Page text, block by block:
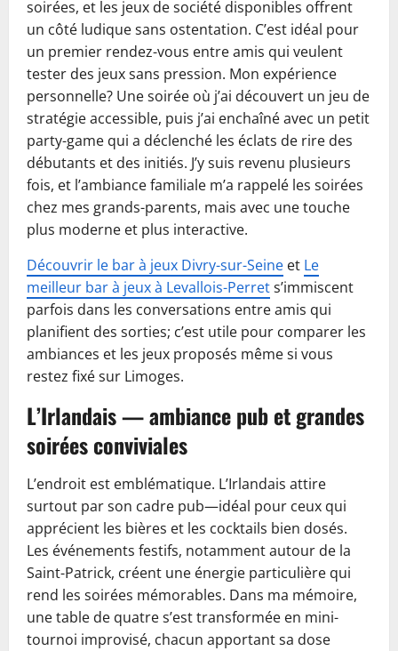
soirées, et les jeux de société disponibles offrent
un côté ludique sans ostentation. C’est idéal pour
un premier rendez-vous entre amis qui veulent
tester des jeux sans pression. Mon expérience
personnelle? Une soirée où j’ai découvert un jeu de
stratégie accessible, puis j’ai enchaîné avec un petit
party-game qui a déclenché les éclats de rire des
débutants et des initiés. J’y suis revenu plusieurs
fois, et l’ambiance familiale m’a rappelé les soirées
chez mes grands-parents, mais avec une touche
plus moderne et plus interactive.
Découvrir le bar à jeux Divry-sur-Seine et Le
meilleur bar à jeux à Levallois-Perrets’immiscent
parfois dans les conversations entre amis qui
planifient des sorties; c’est utile pour comparer les
ambiances et les jeux proposés même si vous
restez fixé sur Limoges.
L’Irlandais — ambiance pub et grandes
soirées conviviales
L’endroit est emblématique. L’Irlandais attire
surtout par son cadre pub—idéal pour ceux qui
apprécient les bières et les cocktails bien dosés.
Les événements festifs, notamment autour de la
Saint-Patrick, créent une énergie particulière qui
rend les soirées mémorables. Dans ma mémoire,
une table de quatre s’est transformée en mini-
tournoi improvisé, chacun apportant sa dose